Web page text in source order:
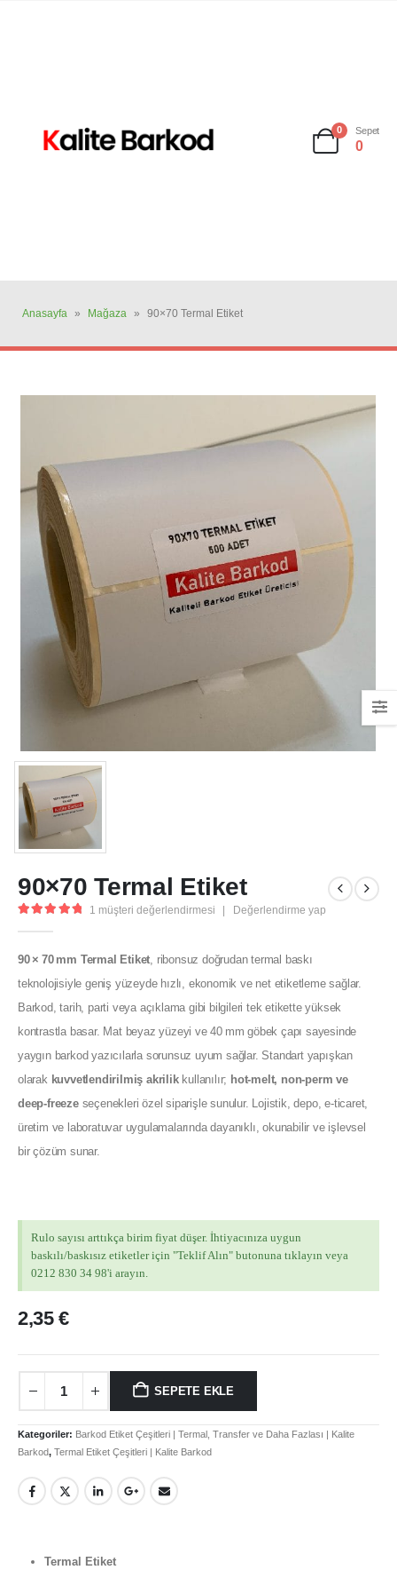
0 Sepet
0
Anasayfa » Mağaza » 90×70 Termal Etiket
90×70 Termal Etiket
1 müşteri değerlendirmesi Değerlendirme yap
90 × 70 mm Termal Etiket, ribonsuz doğrudan termal baskı
teknolojisiyle geniş yüzeyde hızlı, ekonomik ve net etiketleme sağlar.
Barkod, tarih, parti veya açıklama gibi bilgileri tek etikette yüksek
kontrastla basar. Mat beyaz yüzeyi ve 40 mm göbek çapı sayesinde
yaygın barkod yazıcılarla sorunsuz uyum sağlar. Standart yapışkan
olarak kuvvetlendirilmiş akrilikkullanılır; hot‑melt, non‑perm ve
deep‑freezeseçenekleri özel siparişle sunulur. Lojistik, depo, e‑ticaret,
üretim ve laboratuvar uygulamalarında dayanıklı, okunabilir ve işlevsel
bir çözüm sunar.
Rulo sayısı arttıkça birim fiyat düşer. İhtiyacınıza uygun
baskılı/baskısız etiketler için "Teklif Alın" butonuna tıklayın veya
0212 830 34 98'i arayın.
2,35 €
SEPETE EKLE
Kategoriler: Barkod Etiket Çeşitleri | Termal, Transfer ve Daha Fazlası | Kalite
Barkod, Termal Etiket Çeşitleri | Kalite Barkod
Termal Etiket